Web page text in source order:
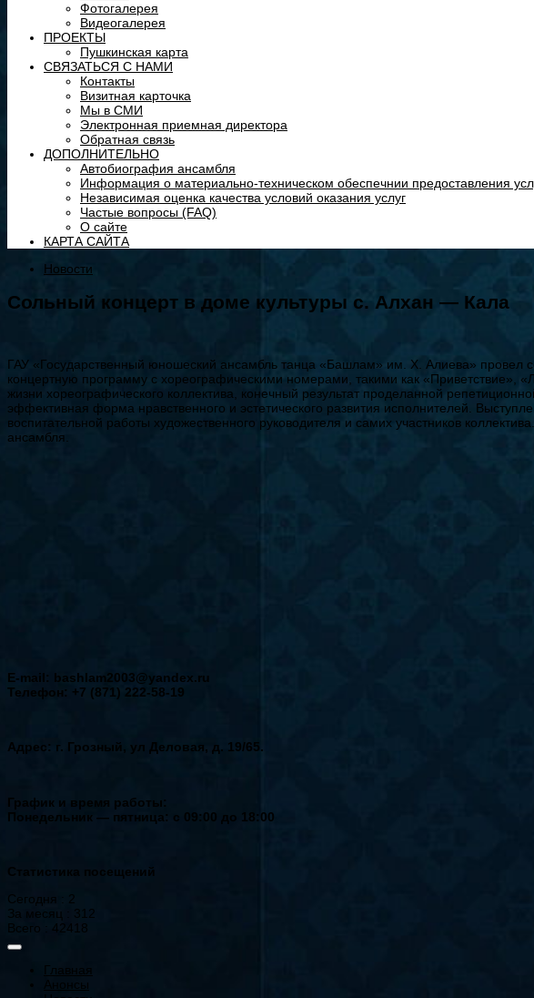
Фотогалерея
Видеогалерея
ПРОЕКТЫ
Пушкинская карта
СВЯЗАТЬСЯ С НАМИ
Контакты
Визитная карточка
Мы в СМИ
Электронная приемная директора
Обратная связь
ДОПОЛНИТЕЛЬНО
Автобиография ансамбля
Информация о материально-техническом обеспечнии предоставления
Независимая оценка качества условий оказания услуг
Частые вопросы (FAQ)
О сайте
КАРТА САЙТА
Новости
Сольный концерт в доме культуры с. Алхан — Кала
ГАУ «Государственный юношеский ансамбль танца «Башлам» им. Х. Алиева» провел
концертную программу с хореографическими номерами, такими как «Приветствие»,
жизни хореографического коллектива, конечный результат проделанной
эффективная форма нравственного и эстетического развития исполнителей.
воспитательной работы художественного руководителя и самих участников
ансамбля.
E-mail: bashlam2003@yandex.ru
Телефон: +7 (871) 222-58-19
Адрес: г. Грозный, ул Деловая, д. 19/65.
График и время работы:
Понедельник — пятница: с 09:00 до 18:00
Статистика посещений
Сегодня : 2
За месяц : 312
Всего : 42418
Главная
Анонсы